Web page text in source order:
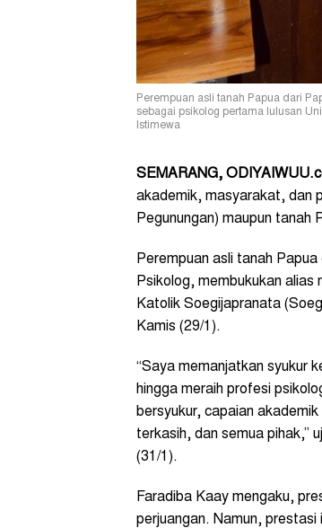
Perempuan asli tanah Papua dari
sebagai psikolog pertama lulusan
Istimewa
SEMARANG,
akademik, masyarakat, dan
Pegunungan) maupun tanah
Perempuan asli tanah
Psikolog, membukukan
Katolik Soegijapranata
Kamis (29/1).
“Saya memanjatkan syukur
hingga meraih profesi
bersyukur, capaian
terkasih, dan semua pihak,”
(31/1).
Faradiba Kaay mengaku,
perjuangan. Namun,